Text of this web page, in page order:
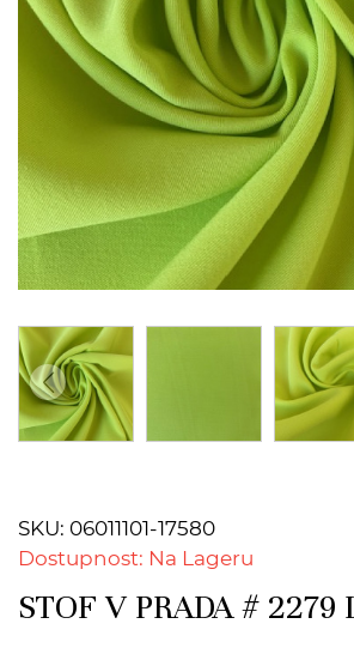
SKU: 06011101-17580
Dostupnost: Na Lageru
STOF V PRADA # 2279